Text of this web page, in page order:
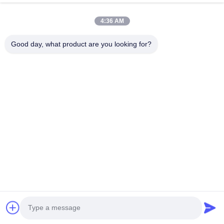
4:36 AM
Good day, what product are you looking for?